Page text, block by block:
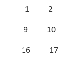
1 2
9 10
16 17